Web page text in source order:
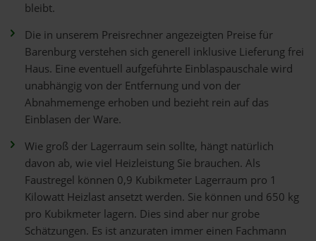
bleibt.
Die in unserem Preisrechner angezeigten Preise für
Barenburg verstehen sich generell inklusive Lieferung frei
Haus. Eine eventuell aufgeführte Einblaspauschale wird
unabhängig von der Entfernung und von der
Abnahmemenge erhoben und bezieht rein auf das
Einblasen der Ware.
Wie groß der Lagerraum sein sollte, hängt natürlich
davon ab, wie viel Heizleistung Sie brauchen. Als
Faustregel können 0,9 Kubikmeter Lagerraum pro 1
Kilowatt Heizlast ansetzt werden. Sie können und 650 kg
pro Kubikmeter lagern. Dies sind aber nur grobe
Schätzungen. Es ist anzuraten immer einen Fachmann